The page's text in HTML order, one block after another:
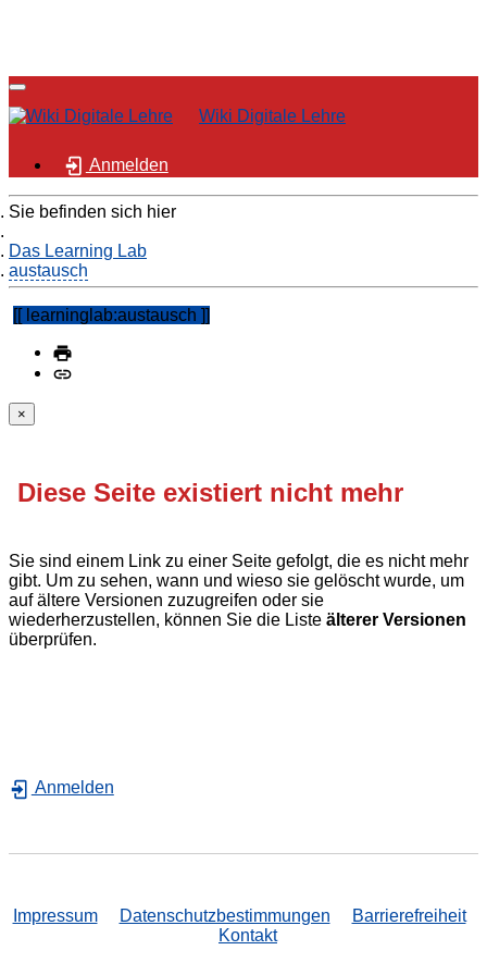
Wiki Digitale Lehre
Anmelden
Sie befinden sich hier
Das Learning Lab
austausch
learninglab:austausch
×
Diese Seite existiert nicht mehr
Sie sind einem Link zu einer Seite gefolgt, die es nicht mehr
gibt. Um zu sehen, wann und wieso sie gelöscht wurde, um
auf ältere Versionen zuzugreifen oder sie
wiederherzustellen, können Sie die Liste älterer Versionen
überprüfen.
Anmelden
Impressum Datenschutzbestimmungen
Barrierefreiheit
Kontakt